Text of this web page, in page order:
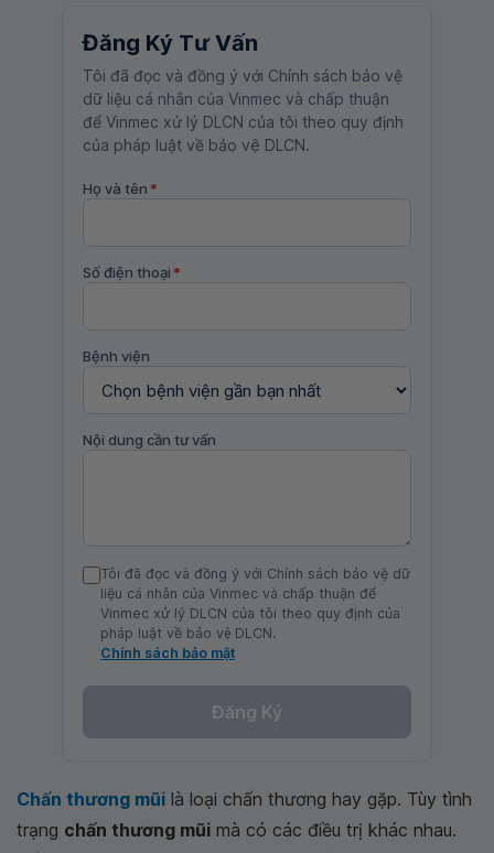
Đăng Ký Tư Vấn
Tôi đã đọc và đồng ý với Chính sách bảo vệ
dữ liệu cá nhân của Vinmec và chấp thuận
để Vinmec xử lý DLCN của tôi theo quy định
của pháp luật về bảo vệ DLCN.
Họ và tên *
Số điện thoại *
Bệnh viện
Nội dung cần tư vấn
Tôi đã đọc và đồng ý với Chính sách bảo vệ dữ
liệu cá nhân của Vinmec và chấp thuận để
Vinmec xử lý DLCN của tôi theo quy định của
pháp luật về bảo vệ DLCN.
Chính sách bảo mật
Đăng Ký
Chấn thương mũi là loại chấn thương hay gặp. Tùy tình
trạng chấn thương mũi mà có các điều trị khác nhau.